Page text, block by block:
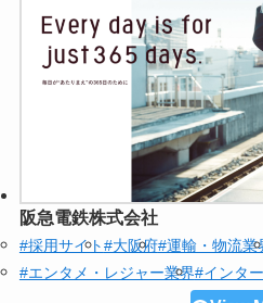
阪急電鉄株式会社
#採用サイト#大阪府#運輸・物流業
#エンタメ・レジャー業界#インタ